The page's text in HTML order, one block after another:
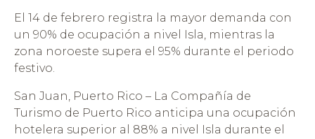
El 14 de febrero registra la mayor demanda con
un 90% de ocupación a nivel Isla, mientras la
zona noroeste supera el 95% durante el periodo
festivo.
San Juan, Puerto Rico – La Compañía de
Turismo de Puerto Rico anticipa una ocupación
hotelera superior al 88% a nivel Isla durante el